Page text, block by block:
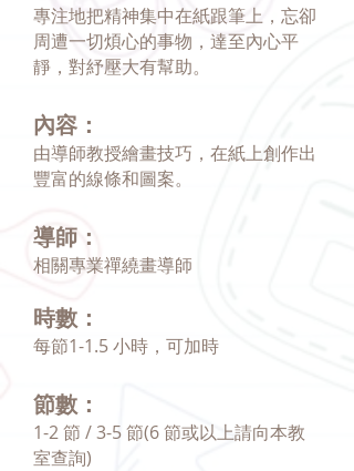
專注地把精神集中在紙跟筆上，忘卻
周遭一切煩心的事物，達至內心平
靜，對紓壓大有幫助。
內容：
由導師教授繪畫技巧，在紙上創作出
豐富的線條和圖案。
導師：
相關專業禪繞畫導師
時數：
每節1-1.5 小時，可加時
節數：
1-2 節 / 3-5 節(6 節或以上請向本教
室查詢)